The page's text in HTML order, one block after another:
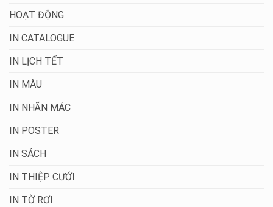
HOẠT ĐỘNG
IN CATALOGUE
IN LỊCH TẾT
IN MÀU
IN NHÃN MÁC
IN POSTER
IN SÁCH
IN THIỆP CƯỚI
IN TỜ RƠI